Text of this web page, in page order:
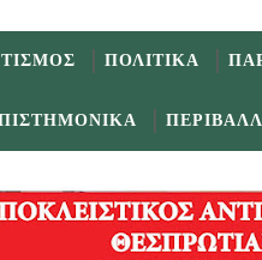
ΠΟΛΙΤΙΚΑ